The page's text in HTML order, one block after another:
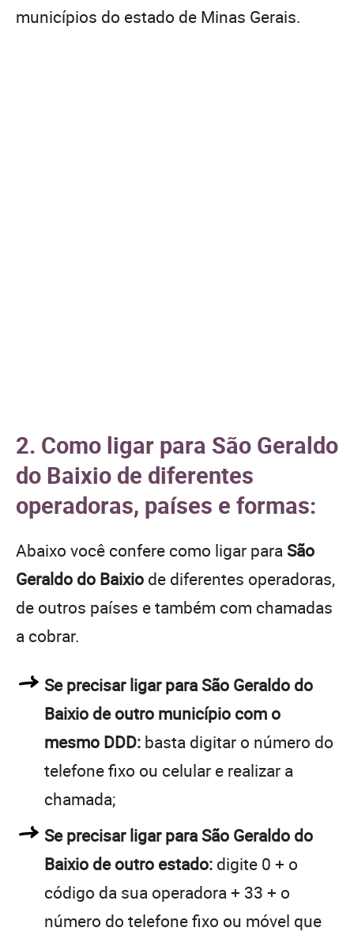
municípios do estado de Minas Gerais.
2. Como ligar para São Geraldo
do Baixio de diferentes
operadoras, países e formas:
Abaixo você confere como ligar para São
Geraldo do Baixio de diferentes operadoras,
de outros países e também com chamadas
a cobrar.
Se precisar ligar para São Geraldo do
Baixio de outro município com o
mesmo DDD: basta digitar o número do
telefone fixo ou celular e realizar a
chamada;
Se precisar ligar para São Geraldo do
Baixio de outro estado: digite 0 + o
código da sua operadora + 33 + o
número do telefone fixo ou móvel que